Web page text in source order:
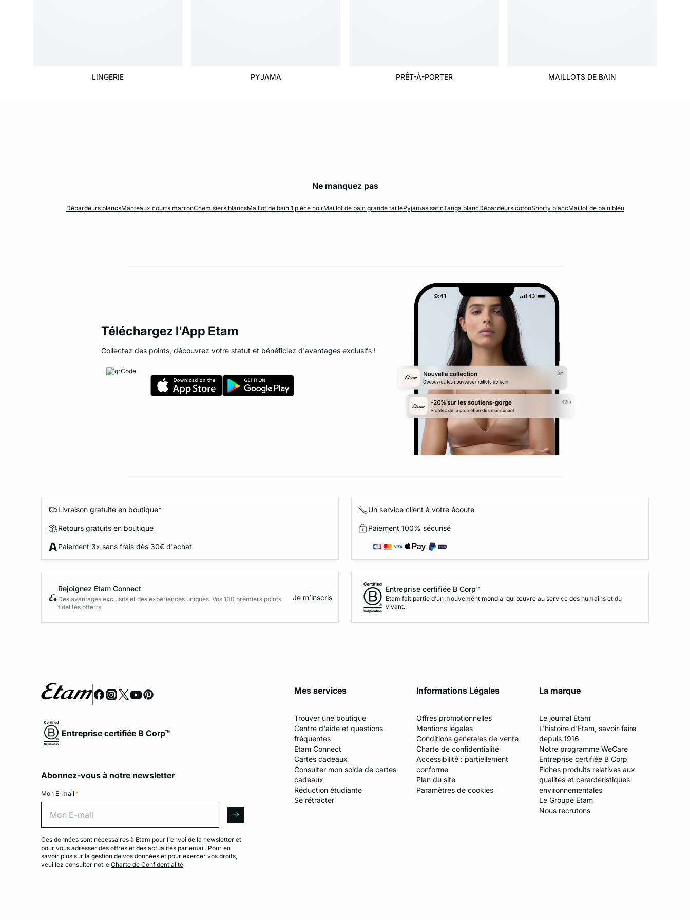
LINGERIE PYJAMA PRÊT-À-PORTER MAILLOTS DE BAIN
Ne manquez pas
Débardeurs blancsManteaux courts marronChemisiers blancsMaillot de bain 1 pièce noirMaillot de bain grande taillePyjamas satinTanga blancDébardeurs cotonShorty blancMaillot de bain bleu
Téléchargez l'App Etam
Collectez des points, découvrez votre statut et bénéficiez d'avantages exclusifs !
Livraison gratuite en boutique*
Retours gratuits en boutique
Paiement 3x sans frais dès 30€ d'achat
Un service client à votre écoute
Paiement 100% sécurisé
Rejoignez Etam Connect
Des avantages exclusifs et des expériences uniques. Vos 100 premiers points
fidélités offerts.
Je m’inscris
Entreprise certifiée B Corp™
Etam fait partie d’un mouvement mondial qui œuvre au service des humains et du
vivant.
Entreprise certifiée B Corp™
Abonnez-vous à notre newsletter
Mon E-mail *
arrow
Ces données sont nécessaires à Etam pour l'envoi de la newsletter et
pour vous adresser des offres et des actualités par email. Pour en
savoir plus sur la gestion de vos données et pour exercer vos droits,
veuillez consulter notre Charte de Confidentialité
Mes services
Trouver une boutique
Centre d'aide et questions
fréquentes
Etam Connect
Cartes cadeaux
Consulter mon solde de cartes
cadeaux
Réduction étudiante
Se rétracter
Informations Légales
Offres promotionnelles
Mentions légales
Conditions générales de vente
Charte de confidentialité
Accessibilité : partiellement
conforme
Plan du site
Paramètres de cookies
La marque
Le journal Etam
L'histoire d'Etam, savoir-faire
depuis 1916
Notre programme WeCare
Entreprise certifiée B Corp
Fiches produits relatives aux
qualités et caractéristiques
environnementales
Le Groupe Etam
Nous recrutons